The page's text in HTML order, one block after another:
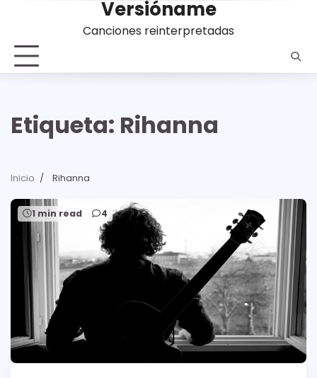
contenido
Versióname
Canciones reinterpretadas
Etiqueta: Rihanna
Inicio Rihanna
1 min read 4